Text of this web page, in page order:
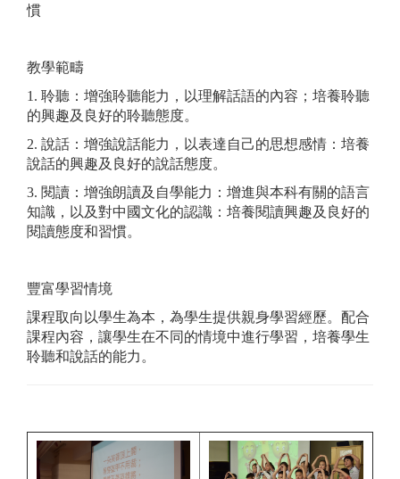
慣
教學範疇
1. 聆聽：增強聆聽能力，以理解話語的內容；培養聆聽
的興趣及良好的聆聽態度。
2. 說話：增強說話能力，以表達自己的思想感情：培養
說話的興趣及良好的說話態度。
3. 閱讀：增強朗讀及自學能力：增進與本科有關的語言
知識，以及對中國文化的認識：培養閱讀興趣及良好的
閱讀態度和習慣。
豐富學習情境
課程取向以學生為本，為學生提供親身學習經歷。配合
課程內容，讓學生在不同的情境中進行學習，培養學生
聆聽和說話的能力。